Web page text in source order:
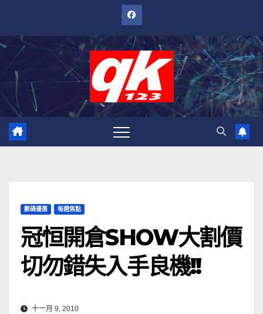
內
數碼優惠 每週焦點
冠恒開倉SHOW大割價
切勿錯失入手良機!!
十一月 9, 2010